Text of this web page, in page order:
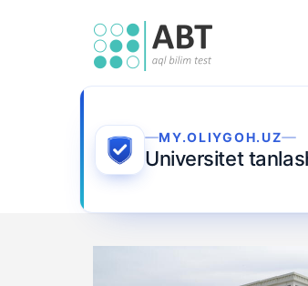
MY.OLIYGOH.UZ
Universitet